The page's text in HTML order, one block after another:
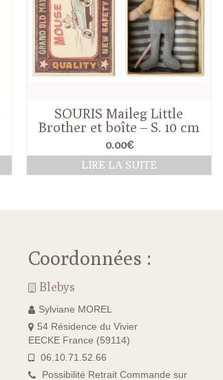
SOURIS Maileg Little
Brother et boîte – S. 10 cm
0.00€
LIRE LA SUITE
Coordonnées :
Blebys
Sylviane MOREL
54 Résidence du Vivier
EECKE France (59114)
06.10.71.52.66
Possibilité Retrait Commande sur